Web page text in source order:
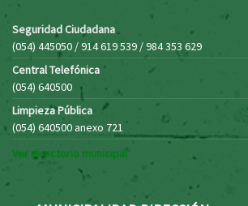
Seguridad Ciudadana
(054) 445050 / 914 619 539 / 984 353 629
Central Telefónica
(054) 640500
Limpieza Pública
(054) 640500 anexo 721
Ver directorio municipal